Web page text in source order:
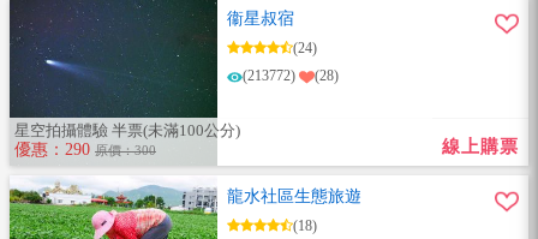
衞星叔宿
(24)
(213772)
(28)
線上購票
星空拍攝體驗 半票(未滿100公分)
優惠：290 原價：300
龍水社區生態旅遊
(18)